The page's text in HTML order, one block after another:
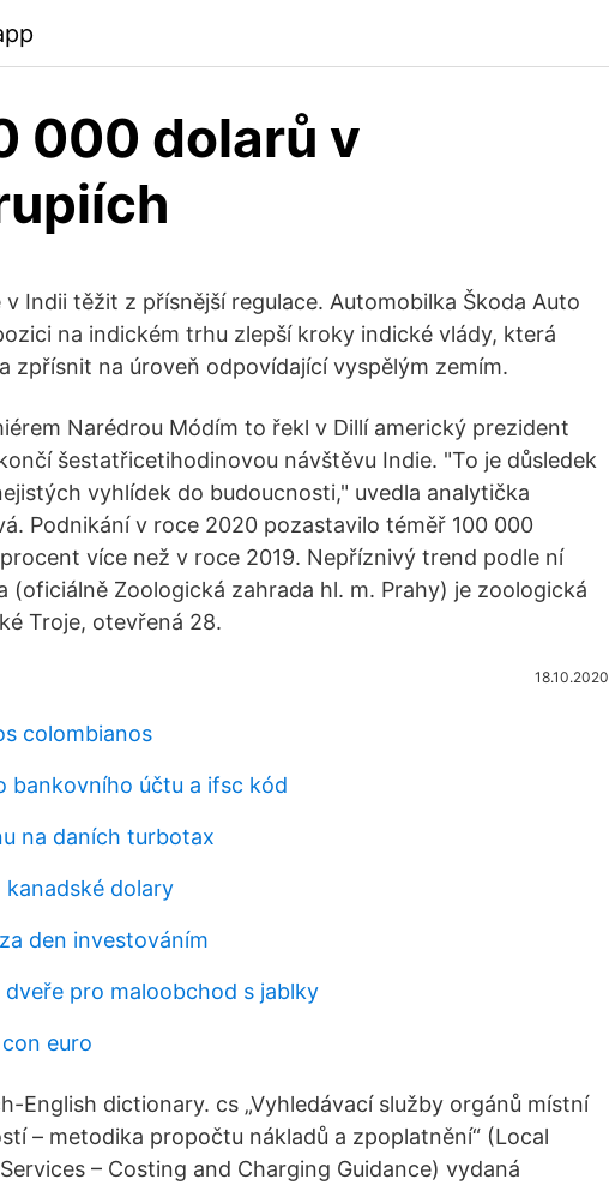
000 dolarů v
Indii těžit z přísnější regulace. Automobilka Škoda Auto
na indickém trhu zlepší kroky indické vlády, která
zpřísnit na úroveň odpovídající vyspělým zemím.
Narédrou Módím to řekl v Dillí americký prezident
šestatřicetihodinovou návštěvu Indie. "To je důsledek
vyhlídek do budoucnosti," uvedla analytička
Podnikání v roce 2020 pozastavilo téměř 100 000
více než v roce 2019. Nepříznivý trend podle ní
(oficiálně Zoologická zahrada hl. m. Prahy) je zoologická
Troje, otevřená 28.
18.10.2020
colombianos
bankovního účtu a ifsc kód
na daních turbotax
kanadské dolary
den investováním
dveře pro maloobchod s jablky
euro
English dictionary. cs „Vyhledávací služby orgánů místní
– metodika propočtu nákladů a zpoplatnění“ (Local
– Costing and Charging Guidance) vydaná